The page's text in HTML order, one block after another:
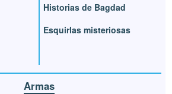
Historias de Bagdad
Esquirlas misteriosas
Armas